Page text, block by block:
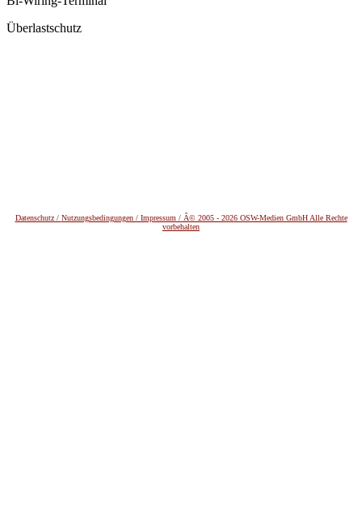
Überlastschutz
Datenschutz / Nutzungsbedingungen / Impressum / Â© 2005 - 2026 OSW-Medien GmbH Alle Rechte
vorbehalten